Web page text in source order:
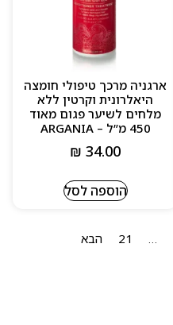
ארגניה מרכך טיפולי חומצה
היאלרונית וקרטין ללא
מלחים לשיער פגום מאוד
450 מ”ל – ARGANIA
₪ 34.00
הוספה לסל
…
21 הבא